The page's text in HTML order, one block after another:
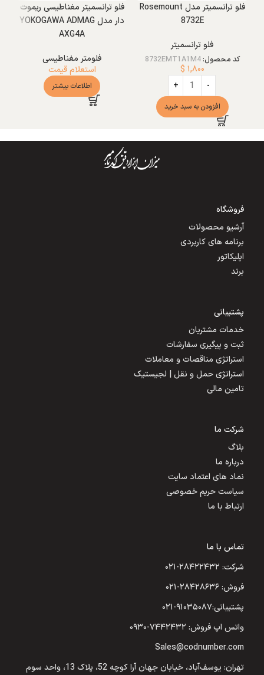
فلو ترانسمیتر مدل Rosemount
8732E
فلو ترانسمیتر
کد محصول:8732EMT1A1M4
$ ۱,۸۰۰
افزودن به سبد خرید
فلو ترانسمیتر مغناطیسی ریموت
دار مدل YOKOGAWA ADMAG
AXG4A
فلومتر مغناطیسی
استعلام قیمت
اطلاعات بیشتر
فروشگاه
آرشیو محصولات
برنامه های کاربردی
اپلیکاتور
برند
پشتیبانی
خدمات مشتریان
ثبت و پیگیری سفارشات
استراتژی مناقصات و معاملات
استراتژی حمل و نقل | لجیستیک
تامین مالی
شرکت ما
بلاگ
درباره ما
نماد های اعتماد سایت
سیاست حریم خصوصی
ارتباط با ما
تماس با ما
شرکت: ۲۸۴۲۲۴۳۲-۰۲۱
فروش: ۲۸۴۲۸۶۳۶-۰۲۱
پشتیبانی:۹۱۰۳۵۰۸۷-۰۲۱
واتس اپ فروش: ۷۴۴۲۴۳۲-۰۹۳۰
Sales@codnumber.com
تهران: یوسف‌آباد، خیابان جهان آرا کوچه 52، پلاک 13، واحد سوم